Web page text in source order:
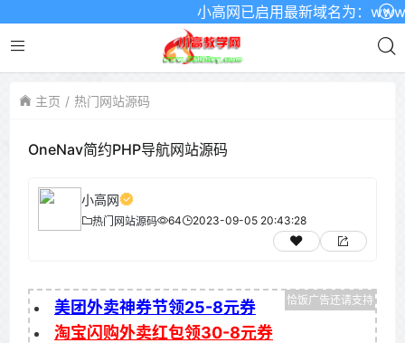
小高网已启用最新域名为：
主页 热门网站源码
OneNav简约PHP导航网站源码
小高网
热门网站源码 64 2023-09-05 20:43:28
美团外卖神券节领25-8元券
淘宝闪购外卖红包领30-8元券